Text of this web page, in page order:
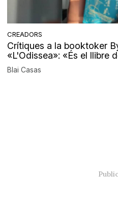
CREADORS
Crítiques a la booktoker
«L'Odissea»: «És el llibre
Blai Casas